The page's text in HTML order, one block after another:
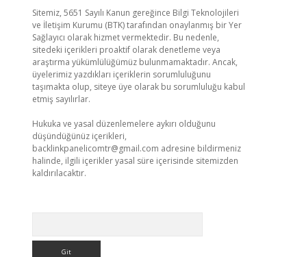
Sitemiz, 5651 Sayılı Kanun gereğince Bilgi Teknolojileri
ve İletişim Kurumu (BTK) tarafından onaylanmış bir Yer
Sağlayıcı olarak hizmet vermektedir. Bu nedenle,
sitedeki içerikleri proaktif olarak denetleme veya
araştırma yükümlülüğümüz bulunmamaktadır. Ancak,
üyelerimiz yazdıkları içeriklerin sorumluluğunu
taşımakta olup, siteye üye olarak bu sorumluluğu kabul
etmiş sayılırlar.
Hukuka ve yasal düzenlemelere aykırı olduğunu
düşündüğünüz içerikleri,
backlinkpanelicomtr@gmail.com adresine bildirmeniz
halinde, ilgili içerikler yasal süre içerisinde sitemizden
kaldırılacaktır.